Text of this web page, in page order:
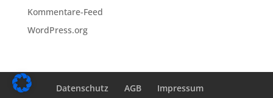
Kommentare-Feed
WordPress.org
Datenschutz AGB Impressum